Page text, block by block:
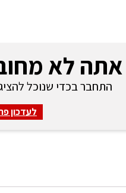
אתה לא
התחבר בכדי שנוכל
לעדכון